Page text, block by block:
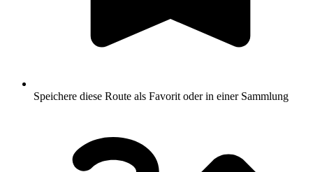
Speichere diese Route als Favorit oder in einer Sammlung